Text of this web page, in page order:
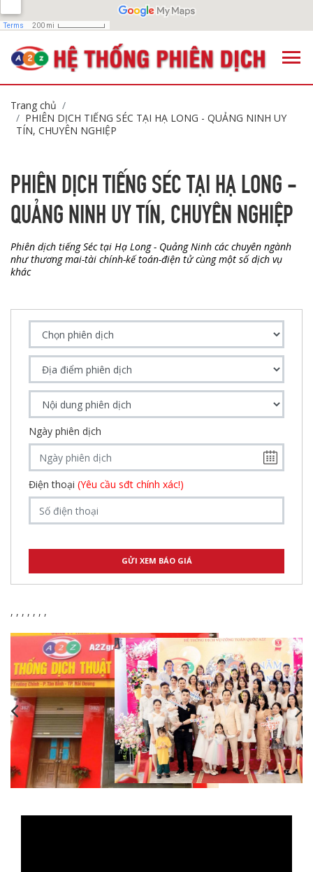
Trang chủ
PHIÊN DỊCH TIẾNG SÉC TẠI HẠ LONG - QUẢNG NINH UY
TÍN, CHUYÊN NGHIỆP
PHIÊN DỊCH TIẾNG SÉC TẠI HẠ LONG -
QUẢNG NINH UY TÍN, CHUYÊN NGHIỆP
Phiên dịch tiếng Séc tại Hạ Long - Quảng Ninh các chuyên ngành
như thương mai-tài chính-kế toán-điện tử cùng một số dịch vụ
khác
Ngày phiên dịch
Điện thoại (Yêu cầu sđt chính xác!)
, , , , , , ,